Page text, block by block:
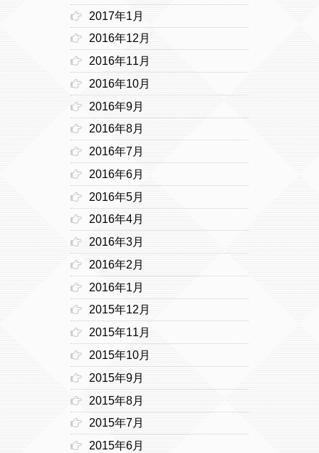
2017年1月
2016年12月
2016年11月
2016年10月
2016年9月
2016年8月
2016年7月
2016年6月
2016年5月
2016年4月
2016年3月
2016年2月
2016年1月
2015年12月
2015年11月
2015年10月
2015年9月
2015年8月
2015年7月
2015年6月